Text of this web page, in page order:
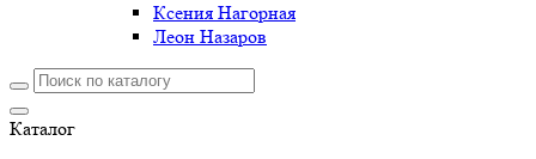
Ксения Нагорная
Леон Назаров
Каталог